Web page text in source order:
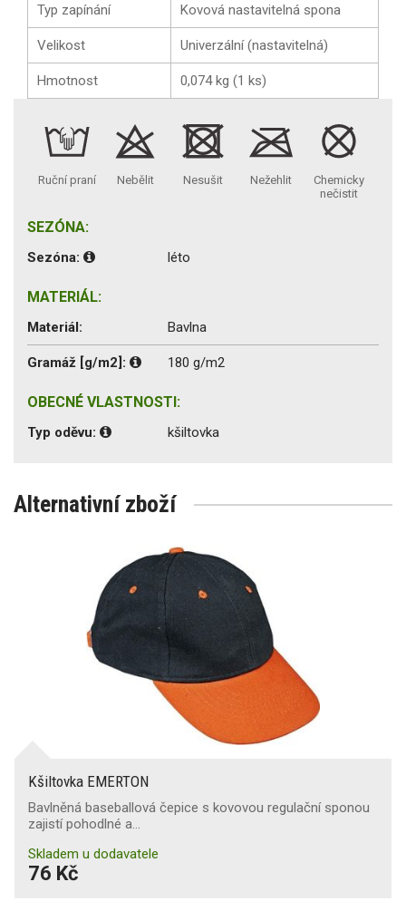
Typ zapínání Kovová nastavitelná spona
Velikost Univerzální (nastavitelná)
Hmotnost 0,074 kg (1 ks)
Ruční praní Nebělit Nesušit Nežehlit
Chemicky
nečistit
SEZÓNA:
Sezóna: léto
MATERIÁL:
Materiál: Bavlna
Gramáž [g/m2]: 180 g/m2
OBECNÉ VLASTNOSTI:
Typ oděvu: kšiltovka
Alternativní zboží
Kšiltovka EMERTON
Bavlněná baseballová čepice s kovovou regulační sponou
zajistí pohodlné a…
Skladem u dodavatele
76 Kč